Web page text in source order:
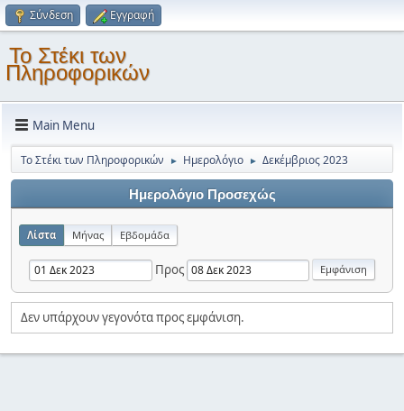
Σύνδεση Εγγραφή
Το Στέκι των
Πληροφορικών
Main Menu
Το Στέκι των Πληροφορικών ► Ημερολόγιο ► Δεκέμβριος 2023
Ημερολόγιο Προσεχώς
Λίστα Μήνας Εβδομάδα
Προς
Δεν υπάρχουν γεγονότα προς εμφάνιση.